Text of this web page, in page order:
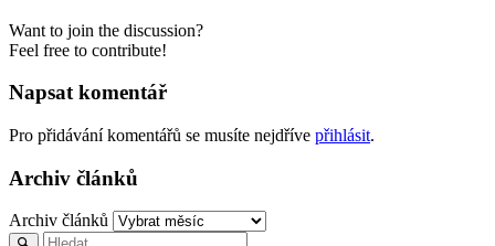
Want to join the discussion?
Feel free to contribute!
Napsat komentář
Pro přidávání komentářů se musíte nejdříve přihlásit.
Archiv článků
Archiv článků